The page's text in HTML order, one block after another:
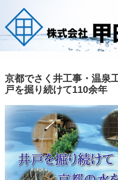
京都でさく井工事・温泉
戸を掘り続けて110余年